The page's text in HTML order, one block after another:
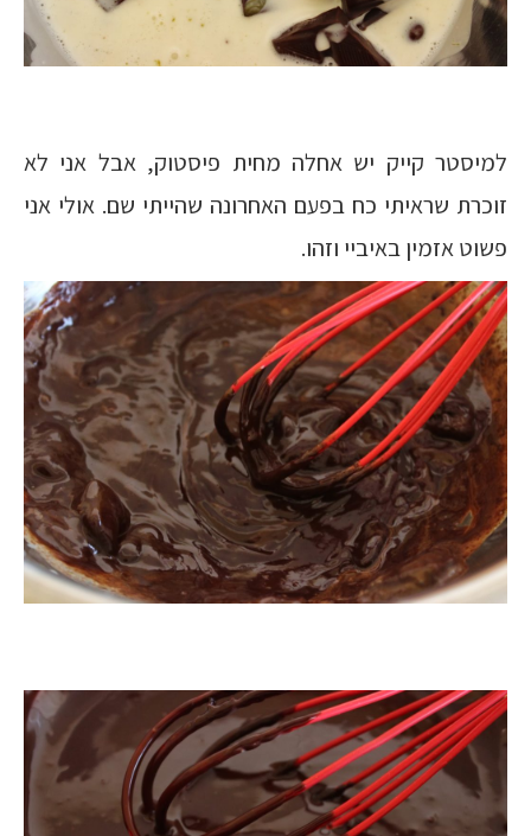
למיסטר קייק יש אחלה מחית פיסטוק, אבל אני לא
זוכרת שראיתי כח בפעם האחרונה שהייתי שם. אולי אני
פשוט אזמין באיביי וזהו.